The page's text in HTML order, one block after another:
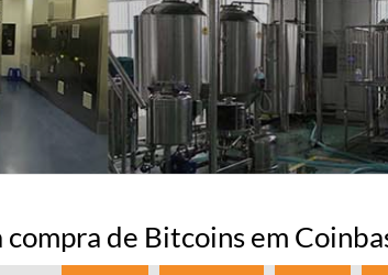
compra de Bitcoins em